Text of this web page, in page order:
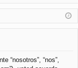
nt
ifi
rs
ist
ra
“nosotros”, “nos”,